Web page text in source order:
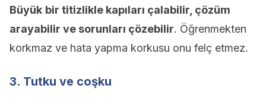
Büyük bir titizlikle kapıları çalabilir, çözüm
arayabilir ve sorunları çözebilir. Öğrenmekten
korkmaz ve hata yapma korkusu onu felç etmez.
3. Tutku ve coşku